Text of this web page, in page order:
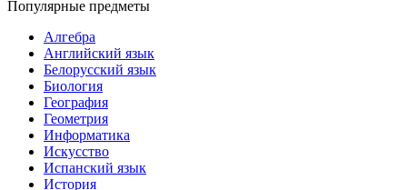
Популярные предметы
Алгебра
Английский язык
Белорусский язык
Биология
География
Геометрия
Информатика
Искусство
Испанский язык
История